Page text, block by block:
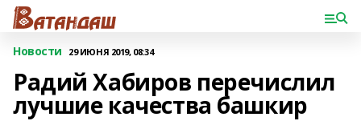
Новости 29 ИЮНЯ 2019, 08:34
Радий Хабиров перечислил
лучшие качества башкир